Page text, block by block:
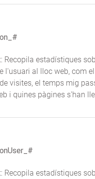
Recopila estadístiques
l'usuari al lloc web, com el
visites, el temps mig
i quines pàgines s'han
Recopila estadístiques